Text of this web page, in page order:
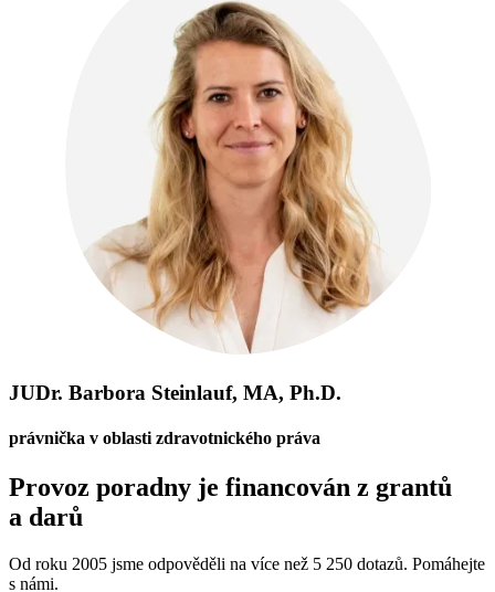
JUDr. Barbora Steinlauf, MA, Ph.D.
právnička v oblasti zdravotnického práva
Provoz poradny je financován z grantů
a darů
Od roku 2005 jsme odpověděli na více než 5 250 dotazů. Pomáhejte
s námi.